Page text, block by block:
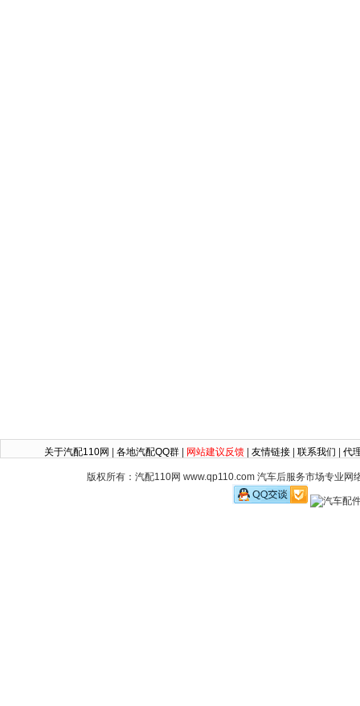
关于汽配110网 各地汽配QQ群 网站建议反馈 友情链接 联系我们 代
版权所有：汽配110网 www.qp110.com 汽车后服务市场专业网